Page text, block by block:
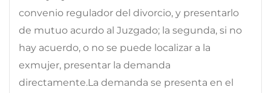
convenio regulador del divorcio, y presentarlo
de mutuo acurdo al Juzgado; la segunda, si no
hay acuerdo, o no se puede localizar a la
exmujer, presentar la demanda
directamente.La demanda se presenta en el